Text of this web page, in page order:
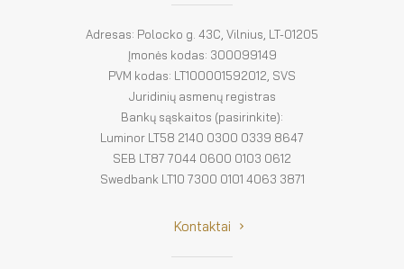
Adresas: Polocko g. 43C, Vilnius, LT-01205
Įmonės kodas: 300099149
PVM kodas: LT100001592012, SVS
Juridinių asmenų registras
Bankų sąskaitos (pasirinkite):
Luminor LT58 2140 0300 0339 8647
SEB LT87 7044 0600 0103 0612
Swedbank LT10 7300 0101 4063 3871
Kontaktai